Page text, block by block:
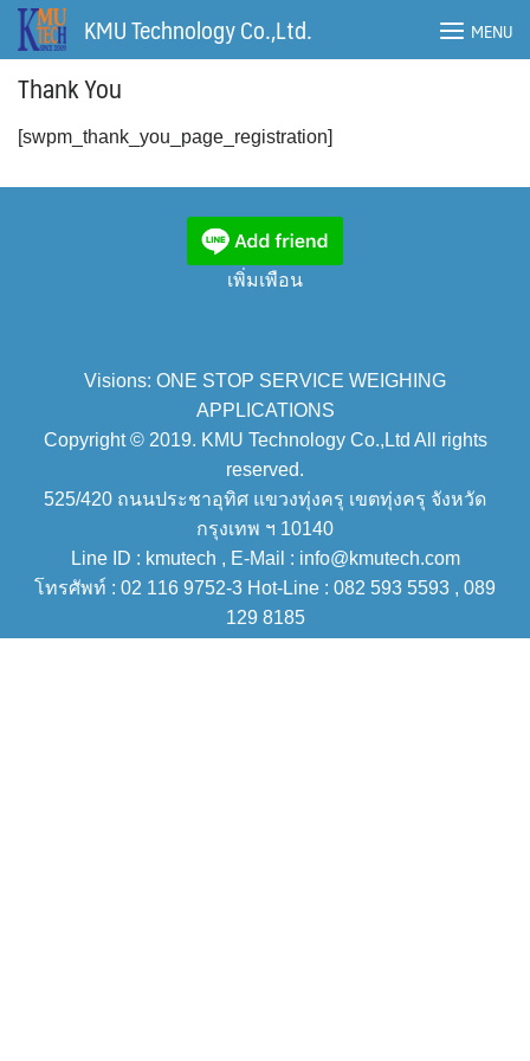
Skip
KMU Technology Co.,Ltd. MENU
Thank You
[swpm_thank_you_page_registration]
เพิ่มเพือน
Visions: ONE STOP SERVICE WEIGHING
APPLICATIONS
Copyright © 2019. KMU Technology Co.,Ltd All rights
reserved.
525/420 ถนนประชาอุทิศ แขวงทุ่งครุ เขตทุ่งครุ จังหวัด
กรุงเทพ ฯ 10140
Line ID : kmutech , E-Mail : info@kmutech.com
โทรศัพท์ : 02 116 9752-3 Hot-Line : 082 593 5593 , 089
129 8185